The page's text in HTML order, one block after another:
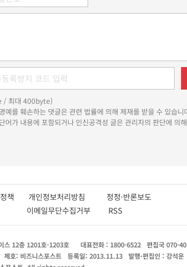
/ 최대 400byte)
예를 훼손하는 댓글은 관련 법률에 의해 제재를 받을 수 있습니
어가 내용에 포함되거나 인신공격성 글은 관리자의 판단에 의
정책 개인정보처리방침 정정·반론보도
이메일무단수집거부 RSS
스 12층 1201호-1203호 대표전화 : 1800-6522 편집국 070-
제호: 비즈니스포스트 등록일: 2013.11.13 발행·편집인 : 강석운